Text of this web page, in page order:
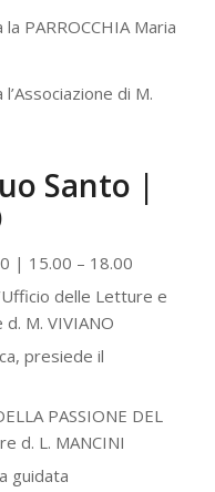
PARROCCHIA Maria
di M.
Santo |
| 15.00 – 18.00
delle Letture e
M. VIVIANO
presiede il
PASSIONE DEL
d. L. MANCINI
guidata